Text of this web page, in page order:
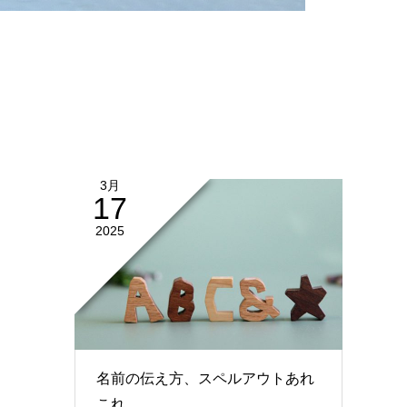
3月
17
2025
名前の伝え方、スペルアウトあれ
これ